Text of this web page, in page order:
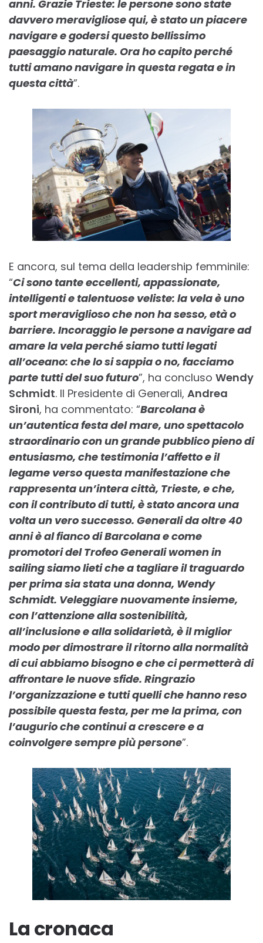
anni. Grazie Trieste: le persone sono state
davvero meravigliose qui, è stato un piacere
navigare e godersi questo bellissimo
paesaggio naturale. Ora ho capito perché
tutti amano navigare in questa regata e in
questa città”.
E ancora, sul tema della leadership femminile:
“Ci sono tante eccellenti, appassionate,
intelligenti e talentuose veliste: la vela è uno
sport meraviglioso che non ha sesso, età o
barriere. Incoraggio le persone a navigare ad
amare la vela perché siamo tutti legati
all’oceano: che lo si sappia o no, facciamo
parte tutti del suo futuro”, ha concluso Wendy
Schmidt. Il Presidente di Generali, Andrea
Sironi, ha commentato: “Barcolana è
un’autentica festa del mare, uno spettacolo
straordinario con un grande pubblico pieno di
entusiasmo, che testimonia l’affetto e il
legame verso questa manifestazione che
rappresenta un’intera città, Trieste, e che,
con il contributo di tutti, è stato ancora una
volta un vero successo. Generali da oltre 40
anni è al fianco di Barcolana e come
promotori del Trofeo Generali women in
sailing siamo lieti che a tagliare il traguardo
per prima sia stata una donna, Wendy
Schmidt. Veleggiare nuovamente insieme,
con l’attenzione alla sostenibilità,
all’inclusione e alla solidarietà, è il miglior
modo per dimostrare il ritorno alla normalità
di cui abbiamo bisogno e che ci permetterà di
affrontare le nuove sfide. Ringrazio
l’organizzazione e tutti quelli che hanno reso
possibile questa festa, per me la prima, con
l’augurio che continui a crescere e a
coinvolgere sempre più persone”.
La cronaca